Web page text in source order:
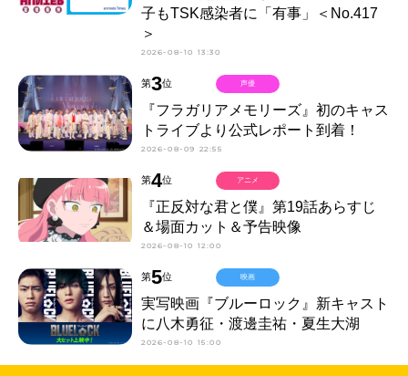
子もTSK感染者に「有事」＜No.417
＞
2026-08-10 13:30
第3位
『フラガリアメモリーズ』初のキャス
トライブより公式レポート到着！
2026-08-09 22:55
声優
第4位
『正反対な君と僕』第19話あらすじ
＆場面カット＆予告映像
2026-08-10 12:00
アニメ
第5位
実写映画『ブルーロック』新キャスト
に八木勇征・渡邊圭祐・夏生大湖
2026-08-10 15:00
映画